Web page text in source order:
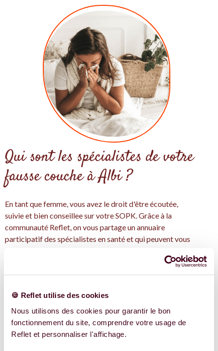
🍪 Reflet utilise des cookies
Nous utilisons des cookies pour garantir le bon
fonctionnement du site, comprendre votre usage de
Reflet et personnaliser l'affichage.
Qui sont les spécialistes de votre
fausse couche à Albi ?
En tant que femme, vous avez le droit d'être écoutée,
suivie et bien conseillee sur votre SOPK. Grâce à la
communauté Reflet, on vous partage un annuaire
participatif des spécialistes en santé et qui peuvent vous
On pense qu'un bon accompagnement, avec les bonnes
informations et les bonne personnes, c'est idéales pour
couche.
Avec Reflet, trouver les expertes en fausse couche près de
chez vous à Albi et en Occitanie, et découvrez leurs
conseils adaptés à votre situation.